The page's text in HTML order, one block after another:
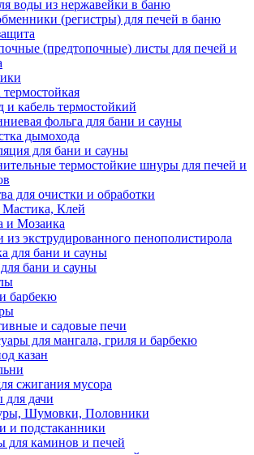
воды из нержавейки в баню
(регистры) для печей в баню
(предтопочные) листы для печей и
термостойкая
и кабель термостойкий
фольга для бани и сауны
дымохода
для бани и сауны
термостойкие шнуры для печей и
для очистки и обработки
Клей
и Мозаика
из экструдированного пенополистирола
для бани и сауны
бани и сауны
барбекю
и садовые печи
для мангала, гриля и барбекю
казан
сжигания мусора
для дачи
Шумовки, Половники
и подстаканники
для каминов и печей